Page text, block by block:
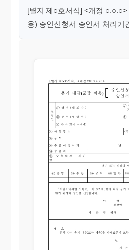
[별지 제○호서식] <개정
용) 승인신청서 승인서 처리기